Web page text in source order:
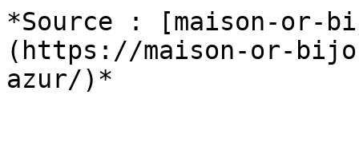
*Source : [maison-or-
(https://maison-or-